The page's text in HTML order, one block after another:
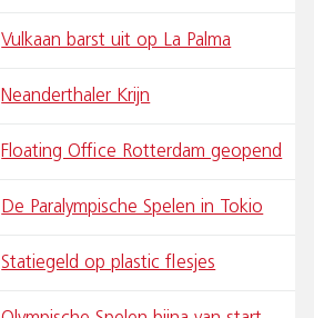
Vulkaan barst uit op La Palma
Neanderthaler Krijn
Floating Office Rotterdam geopend
De Paralympische Spelen in Tokio
Statiegeld op plastic flesjes